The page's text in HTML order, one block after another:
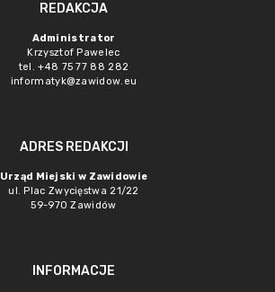
REDAKCJA
Administrator
Krzysztof Pawelec
tel. +48 75 77 88 282
informatyk@zawidow.eu
ADRES REDAKCJI
Urząd Miejski w Zawidowie
ul. Plac Zwycięstwa 21/22
59-970 Zawidów
INFORMACJE